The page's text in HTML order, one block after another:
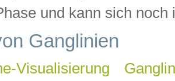
und kann sich noch
Ganglinien
Visualisierung